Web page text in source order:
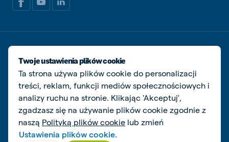
Polityka prywatności i plików cookie
Zarządzaj ciasteczkami
© De Heus Animal Nutrition
Twoje ustawienia plików cookie
Ta strona używa plików cookie do personalizacji
treści, reklam, funkcji mediów społecznościowych i
analizy ruchu na stronie. Klikając 'Akceptuj',
zgadzasz się na używanie plików cookie zgodnie z
naszą Polityką plików cookie lub zmień
Ustawienia plików cookie.